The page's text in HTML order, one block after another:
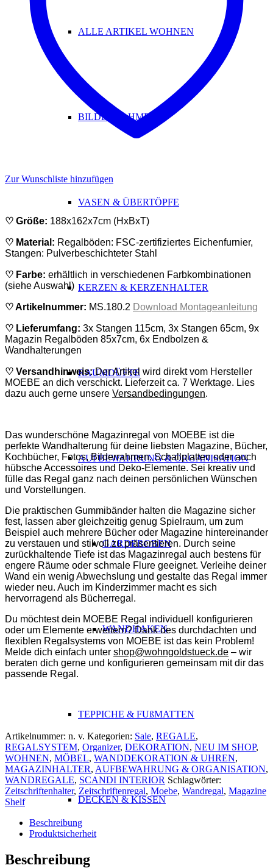
ALLE ARTIKEL WOHNEN
BILDERRAHMEN
VASEN & ÜBERTÖPFE
KERZEN & KERZENHALTER
RAUMDÜFTE
AUFBEWAHRUNG & ORGANISATION
GARDEROBEN
WANDHAKEN
TEPPICHE & FUßMATTEN
DECKEN & KISSEN
Zur Wunschliste hinzufügen
♡ Größe: 188x162x7cm (HxBxT)
♡ Material: Regalböden: FSC-zertifiziertes Eichenfurnier,
Stangen: Pulverbeschichteter Stahl
♡ Farbe: erhältlich in verschiedenen Farbkombinationen
(siehe Auswahl)
♡Artikelnummer: MS.180.2 Download Montageanleitung
♡ Lieferumfang: 3x Stangen 115cm, 3x Stangen 65cm, 9x
Magazin Regalböden 85x7cm, 6x Endbolzen &
Wandhalterungen
♡ Versandhinweis:Der Artikel wird direkt vom Hersteller
MOEBE an dich verschickt. Lieferzeit ca. 7 Werktage. Lies
dazu auch gerne unsere Versandbedingungen.
Das wunderschöne Magazinregal von MOEBE ist die
perfekte Wandhalterung für deine liebsten Magazine, Bücher,
Kochbücher, Fotos, Bilderrahmen, Schallplatten oder auch
hübsche Accessoires und Deko-Elemente. Sei kreativ und
fülle das Regal ganz nach deinen persönlichen Wünschen
und Vorstellungen.
Die praktischen Gummibänder halten die Magazine sicher
fest, lassen aber gleichzeitig genug Spielraum, um zum
Beispiel auch mehrere Bücher oder Magazine hintereinander
zu verstauen und stilvoll zu präsentieren. Durch seine
zurückhaltende Tiefe ist das Magazinregal auch bestens für
engere Räume oder schmale Flure geeignet. Verleihe deiner
Wand ein wenig Abwechslung und gestalte das Regal immer
wieder neu. Auch im Kinderzimmer macht es sich
hervorragend als Bücherregal.
Du möchtest dein MOEBE Regal individuell konfigurieren
oder um Elemente erweitern? Dank des durchdachten und
flexiblen Regalsystems von MOEBE ist das kein Problem!
Melde dich einfach unter shop@wohngoldstueck.de – wir
beraten dich gerne und konfigurieren gemeinsam mit dir das
passende Regal.
Artikelnummer: n. v. Kategorien: Sale, REGALE,
REGALSYSTEM, Organizer, DEKORATION, NEU IM SHOP,
WOHNEN, MÖBEL, WANDDEKORATION & UHREN,
MAGAZINHALTER, AUFBEWAHRUNG & ORGANISATION,
WANDREGALE, SCANDI INTERIOR Schlagwörter:
Zeitschriftenhalter, Zeitschriftenregal, Moebe, Wandregal, Magazine
Shelf
Beschreibung
Produktsicherheit
Beschreibung